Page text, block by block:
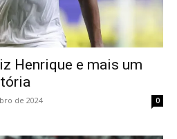
Henrique e mais um
de 2024 0